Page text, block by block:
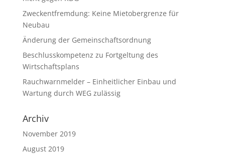
Zweckentfremdung: Keine Mietobergrenze für
Neubau
Änderung der Gemeinschaftsordnung
Beschlusskompetenz zu Fortgeltung des
Wirtschaftsplans
Rauchwarnmelder – Einheitlicher Einbau und
Wartung durch WEG zulässig
Archiv
November 2019
August 2019